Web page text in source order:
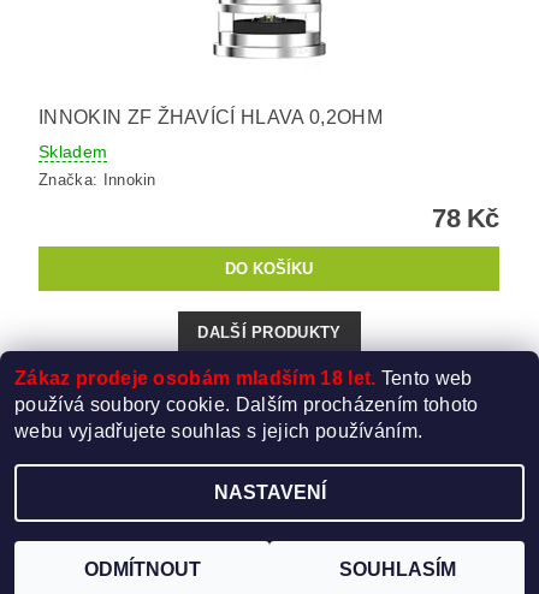
INNOKIN ZF ŽHAVÍCÍ HLAVA 0,2OHM
Skladem
Značka: Innokin
78 Kč
DALŠÍ PRODUKTY
1 ...
Vytvořil Shoptet
Zákaz prodeje osobám mladším 18 let. Tento web
používá soubory cookie. Dalším procházením tohoto
webu vyjadřujete souhlas s jejich používáním.
NASTAVENÍ
ODMÍTNOUT SOUHLASÍM